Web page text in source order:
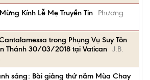
Kính Lễ Mẹ Truyền Tin
Phương
trong Phụng Vụ Suy Tôn
Thánh 30/03/2018 tại Vatican J.B.
sáng: Bài giảng thứ năm Mùa Chay